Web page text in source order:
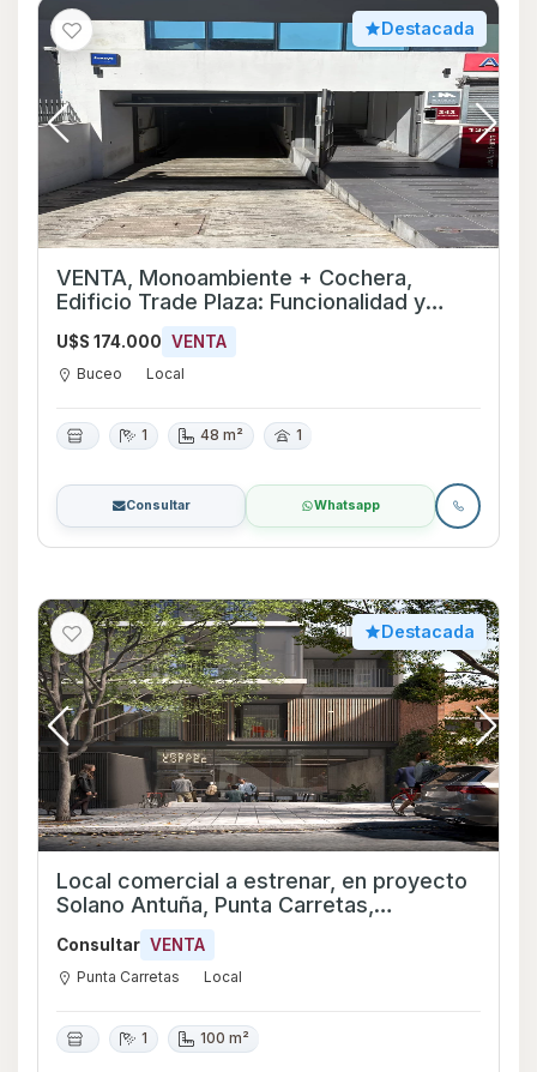
Destacada
VENTA, Monoambiente + Cochera,
Edificio Trade Plaza: Funcionalidad y
Prestigio en Montevideo, Uruguay.
U$S 174.000 VENTA
Buceo Local
1 48 m² 1
Consultar Whatsapp
Destacada
Local comercial a estrenar, en proyecto
Solano Antuña, Punta Carretas,
Montevideo
Consultar VENTA
Punta Carretas Local
1 100 m²